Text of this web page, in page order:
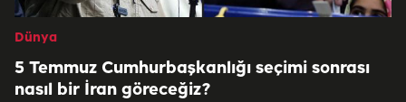
Dünya
5 Temmuz Cumhurbaşkanlığı seçimi sonrası
nasıl bir İran göreceğiz?